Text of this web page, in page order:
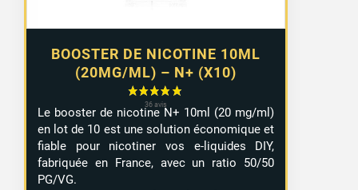
BOOSTER DE NICOTINE 10ML
(20MG/ML) – N+ (X10)
Le booster de nicotine N+ 10ml (20 mg/ml)
en lot de 10 est une solution économique et
fiable pour nicotiner vos e-liquides DIY,
fabriquée en France, avec un ratio 50/50
PG/VG.